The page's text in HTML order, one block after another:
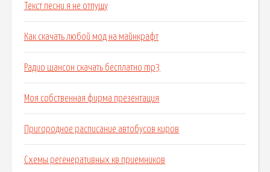
Текст песни я не отпущу
Как скачать любой мод на майнкрафт
Радио шансон скачать бесплатно mp3
Моя собственная фирма презентация
Пригородное расписание автобусов киров
Схемы регенеративных кв приемников